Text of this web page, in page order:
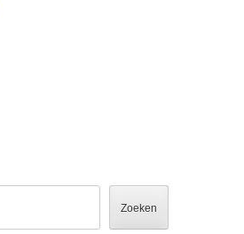
Zoeken